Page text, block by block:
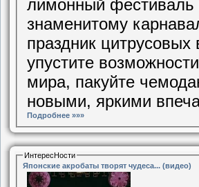
лимонный фестиваль
знаменитому
праздник
упустите
мира, пакуйте
новыми, яркими
Подробнее »»»
ИнтересНости
Японские акробаты творят чудеса... (видео)